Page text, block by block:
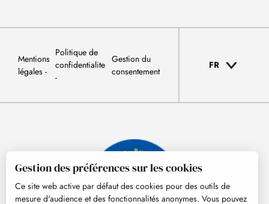
Mentions
légales
Politique de
confidentialite
Gestion du
consentement
FR
Gestion des préférences sur les cookies
Ce site web active par défaut des cookies pour des outils de
mesure d'audience et des fonctionnalités anonymes. Vous pouvez